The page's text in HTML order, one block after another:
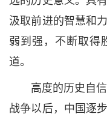
汲取前进的智慧和
弱到强，不断取得
道。
高度的历史自信
战争以后，中国逐